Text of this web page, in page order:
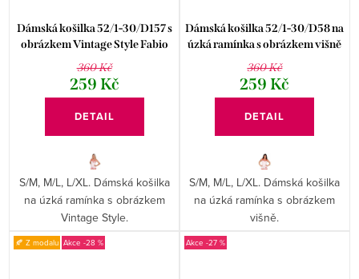
Dámská košilka 52/1-30/D157 s
obrázkem Vintage Style Fabio
360 Kč
259 Kč
DETAIL
S/M, M/L, L/XL. Dámská košilka
na úzká ramínka s obrázkem
Vintage Style.
Dámská košilka 52/1-30/D58 na
úzká ramínka s obrázkem višně
Fabio
360 Kč
259 Kč
DETAIL
S/M, M/L, L/XL. Dámská košilka
na úzká ramínka s obrázkem
višně.
🍂 Z modalu -28 % -27 %